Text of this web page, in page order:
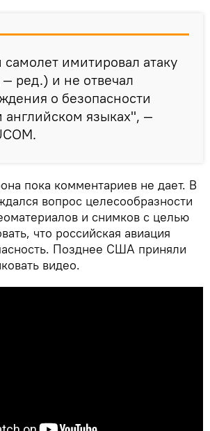
имитировал атаку
ред.) и не отвечал
о безопасности
английском языках", —
пока комментариев не дает. В
вопрос целесообразности
и снимков с целью
что российская авиация
Позднее США приняли
видео.